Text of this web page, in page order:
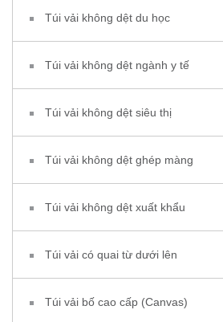
Túi vải không dệt du học
Túi vải không dệt ngành y tế
Túi vải không dệt siêu thị
Túi vải không dệt ghép màng
Túi vải không dệt xuất khẩu
Túi vải có quai từ dưới lên
Túi vải bố cao cấp (Canvas)